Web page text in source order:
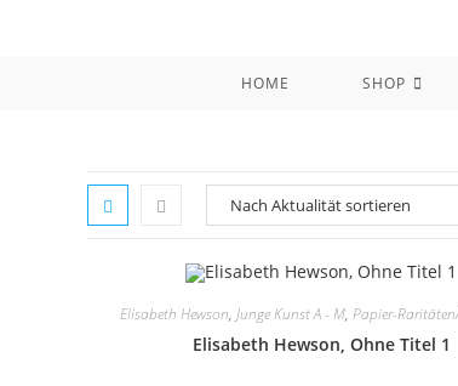
HOME SHOP
Elisabeth Hewson, Junge Kunst A - M, Papier-
Elisabeth Hewson, Ohne Titel 1